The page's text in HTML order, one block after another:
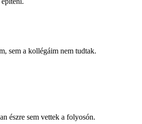
sem a kollégáim nem tudtak.
észre sem vettek a folyosón.